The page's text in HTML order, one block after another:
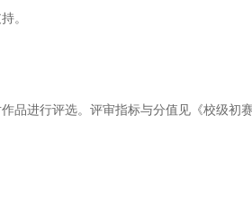
。
品进行评选。评审指标与分值见《校级初